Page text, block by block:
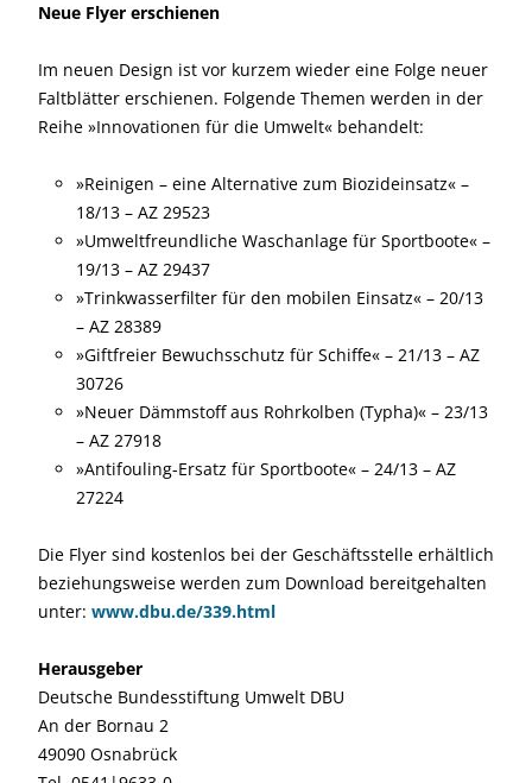
Neue Flyer erschienen
Im neuen Design ist vor kurzem wieder eine Folge neuer
Faltblätter erschienen. Folgende Themen werden in der
Reihe »Innovationen für die Umwelt« behandelt:
»Reinigen – eine Alternative zum Biozideinsatz« –
18/13 – AZ 29523
»Umweltfreundliche Waschanlage für Sportboote« –
19/13 – AZ 29437
»Trinkwasserfilter für den mobilen Einsatz« – 20/13
– AZ 28389
»Giftfreier Bewuchsschutz für Schiffe« – 21/13 – AZ
30726
»Neuer Dämmstoff aus Rohrkolben (Typha)« – 23/13
– AZ 27918
»Antifouling-Ersatz für Sportboote« – 24/13 – AZ
27224
Die Flyer sind kostenlos bei der Geschäftsstelle erhältlich
beziehungsweise werden zum Download bereitgehalten
unter: www.dbu.de/339.html
Herausgeber
Deutsche Bundesstiftung Umwelt DBU
An der Bornau 2
49090 Osnabrück